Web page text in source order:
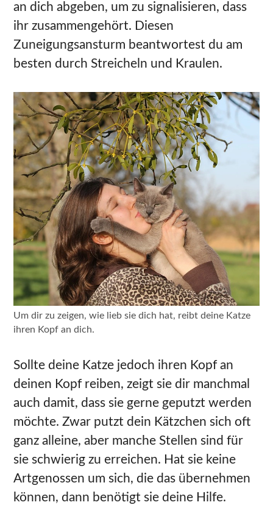
an dich abgeben, um zu signalisieren, dass
ihr zusammengehört. Diesen
Zuneigungsansturm beantwortest du am
besten durch Streicheln und Kraulen.
Um dir zu zeigen, wie lieb sie dich hat, reibt deine Katze
ihren Kopf an dich.
Sollte deine Katze jedoch ihren Kopf an
deinen Kopf reiben, zeigt sie dir manchmal
auch damit, dass sie gerne geputzt werden
möchte. Zwar putzt dein Kätzchen sich oft
ganz alleine, aber manche Stellen sind für
sie schwierig zu erreichen. Hat sie keine
Artgenossen um sich, die das übernehmen
können, dann benötigt sie deine Hilfe.